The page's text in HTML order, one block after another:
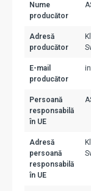
Nume
producător
Adresă
producător
E-mail
producător
Persoană
responsabilă
în UE
Adresă
persoană
responsabilă
în UE